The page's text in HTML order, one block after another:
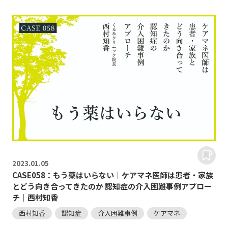
2023.01.05
CASE058：もう薬はいらない｜ケアマネ医師は患者・家族
とどう向き合ってきたのか 認知症の介入困難事例アプロー
チ｜西村知香
西村知香 認知症 介入困難事例 ケアマネ